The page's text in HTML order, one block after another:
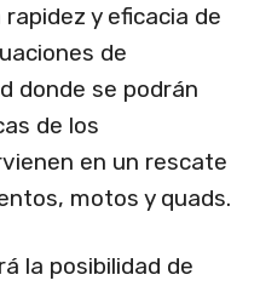
y eficacia de
de
donde se podrán
de los
en un rescate
motos y quads.
la posibilidad de